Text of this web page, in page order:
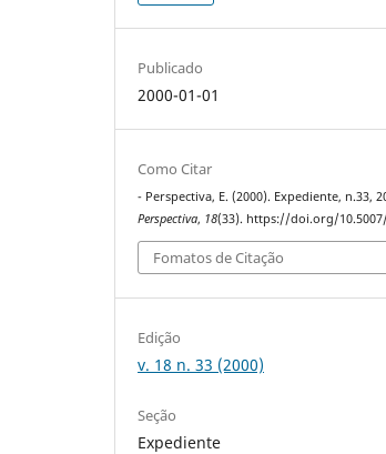
Publicado
2000-01-01
Como Citar
- Perspectiva, E. (2000). Expediente, n.33,
Perspectiva, 18(33). https://doi.org/
Fomatos de Citação
Edição
v. 18 n. 33 (2000)
Seção
Expediente